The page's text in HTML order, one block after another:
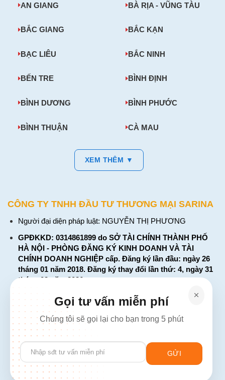
AN GIANG BÀ RỊA - VŨNG TÀU
BẮC GIANG BẮC KẠN
BẠC LIÊU BẮC NINH
BẾN TRE BÌNH ĐỊNH
BÌNH DƯƠNG BÌNH PHƯỚC
BÌNH THUẬN CÀ MAU
XEM THÊM ▼
CÔNG TY TNHH ĐẦU TƯ THƯƠNG MẠI SARINA
Người đại diện pháp luật: NGUYỄN THỊ PHƯƠNG
GPĐKKD: 0314861899 do SỞ TÀI CHÍNH THÀNH PHỐ
HÀ NỘI - PHÒNG ĐĂNG KÝ KINH DOANH VÀ TÀI
CHÍNH DOANH NGHIỆP cấp. Đăng ký lần đầu: ngày 26
tháng 01 năm 2018. Đăng ký thay đổi lần thứ: 4, ngày 31
tháng 03 năm 2026
226 Đường Láng, Đống Đa, Hà Nội
137 Đường Hòa Hưng, Phường 12, Quận 10, TP. Hồ Chí
Minh
Hotline: 1900 2106 - 0386 001 001
Email:Giaiphap3g@gmail.com
Gọi tư vấn miễn phí
Chúng tôi sẽ gọi lại cho bạn trong 5 phút
Please
leave